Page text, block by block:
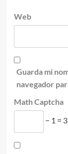
Web
Guarda mi
navegador
Math Captcha
− 1 = 3